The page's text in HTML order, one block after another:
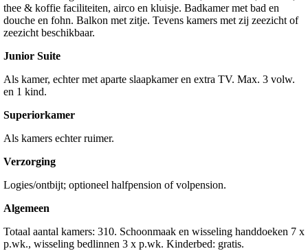
thee & koffie faciliteiten, airco en kluisje. Badkamer met bad en
douche en fohn. Balkon met zitje. Tevens kamers met zij zeezicht of
zeezicht beschikbaar.
Junior Suite
Als kamer, echter met aparte slaapkamer en extra TV. Max. 3 volw.
en 1 kind.
Superiorkamer
Als kamers echter ruimer.
Verzorging
Logies/ontbijt; optioneel halfpension of volpension.
Algemeen
Totaal aantal kamers: 310. Schoonmaak en wisseling handdoeken 7 x
p.wk., wisseling bedlinnen 3 x p.wk. Kinderbed: gratis.